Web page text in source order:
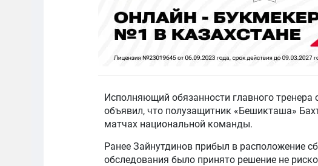
Исполняющий обязанности главного
объявил, что полузащитник «Бешикташа»
матчах национальной команды.
Ранее Зайнутдинов прибыл в расположение
обследования было принято решение не